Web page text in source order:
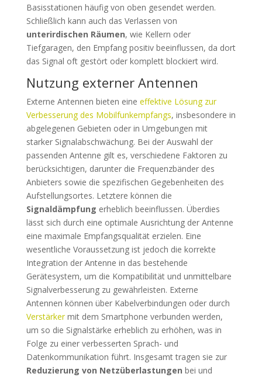
Basisstationen häufig von oben gesendet werden.
Schließlich kann auch das Verlassen von
unterirdischen Räumen, wie Kellern oder
Tiefgaragen, den Empfang positiv beeinflussen, da dort
das Signal oft gestört oder komplett blockiert wird.
Nutzung externer Antennen
Externe Antennen bieten eine effektive Lösung zur
Verbesserung des Mobilfunkempfangs, insbesondere in
abgelegenen Gebieten oder in Umgebungen mit
starker Signalabschwächung. Bei der Auswahl der
passenden Antenne gilt es, verschiedene Faktoren zu
berücksichtigen, darunter die Frequenzbänder des
Anbieters sowie die spezifischen Gegebenheiten des
Aufstellungsortes. Letztere können die
Signaldämpfung erheblich beeinflussen. Überdies
lässt sich durch eine optimale Ausrichtung der Antenne
eine maximale Empfangsqualität erzielen. Eine
wesentliche Voraussetzung ist jedoch die korrekte
Integration der Antenne in das bestehende
Gerätesystem, um die Kompatibilität und unmittelbare
Signalverbesserung zu gewährleisten. Externe
Antennen können über Kabelverbindungen oder durch
Verstärkermit dem Smartphone verbunden werden,
um so die Signalstärke erheblich zu erhöhen, was in
Folge zu einer verbesserten Sprach- und
Datenkommunikation führt. Insgesamt tragen sie zur
Reduzierung von Netzüberlastungen bei und